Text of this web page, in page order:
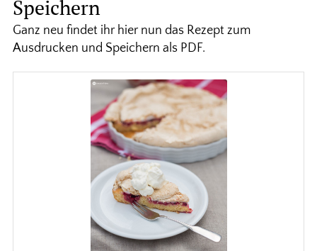
Speichern
Ganz neu findet ihr hier nun das Rezept zum
Ausdrucken und Speichern als PDF.